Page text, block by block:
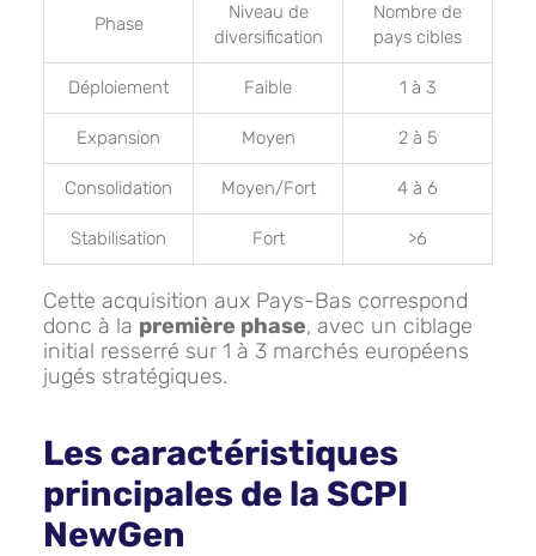
Phase
Niveau de
diversification
Nombre de
pays cibles
Déploiement Faible 1 à 3
Expansion Moyen 2 à 5
Consolidation Moyen/Fort 4 à 6
Stabilisation Fort >6
Cette acquisition aux Pays-Bas correspond
donc à la première phase, avec un ciblage
initial resserré sur 1 à 3 marchés européens
jugés stratégiques.
Les caractéristiques
principales de la SCPI
NewGen